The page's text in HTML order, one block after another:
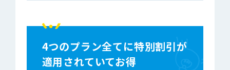
4つのプラン全てに特別割引が
適用されていてお得